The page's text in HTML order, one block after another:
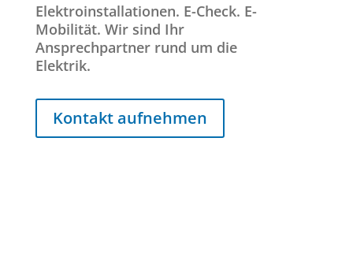
Elektroinstallationen. E-Check. E-
Mobilität. Wir sind Ihr
Ansprechpartner rund um die
Elektrik.
Kontakt aufnehmen